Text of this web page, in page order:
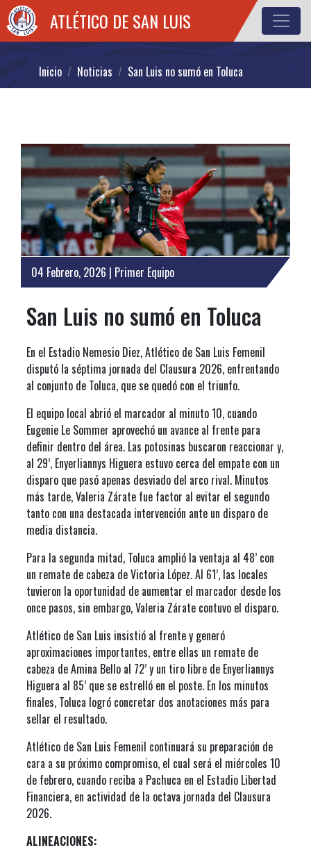
ATLÉTICO DE SAN LUIS
Inicio Noticias San Luis no sumó en Toluca
04 Febrero, 2026 | Primer Equipo
San Luis no sumó en Toluca
En el Estadio Nemesio Diez, Atlético de San Luis Femenil
disputó la séptima jornada del Clausura 2026, enfrentando
al conjunto de Toluca, que se quedó con el triunfo.
El equipo local abrió el marcador al minuto 10, cuando
Eugenie Le Sommer aprovechó un avance al frente para
definir dentro del área. Las potosinas buscaron reaccionar y,
al 29’, Enyerliannys Higuera estuvo cerca del empate con un
disparo que pasó apenas desviado del arco rival. Minutos
más tarde, Valeria Zárate fue factor al evitar el segundo
tanto con una destacada intervención ante un disparo de
media distancia.
Para la segunda mitad, Toluca amplió la ventaja al 48’ con
un remate de cabeza de Victoria López. Al 61’, las locales
tuvieron la oportunidad de aumentar el marcador desde los
once pasos, sin embargo, Valeria Zárate contuvo el disparo.
Atlético de San Luis insistió al frente y generó
aproximaciones importantes, entre ellas un remate de
cabeza de Amina Bello al 72’ y un tiro libre de Enyerliannys
Higuera al 85’ que se estrelló en el poste. En los minutos
finales, Toluca logró concretar dos anotaciones más para
sellar el resultado.
Atlético de San Luis Femenil continuará su preparación de
cara a su próximo compromiso, el cual será el miércoles 10
de febrero, cuando reciba a Pachuca en el Estadio Libertad
Financiera, en actividad de la octava jornada del Clausura
2026.
ALINEACIONES: